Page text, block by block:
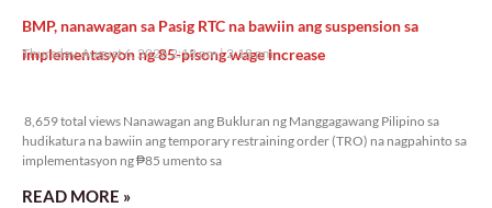
BMP, nanawagan sa Pasig RTC na bawiin ang suspension sa
implementasyon ng 85-pisong wage increase
Thursday, August 6, 2026 2:18 pm 2:18 pm
8,659 total views Nanawagan ang Bukluran ng Manggagawang Pilipino sa
hudikatura na bawiin ang temporary restraining order (TRO) na nagpahinto sa
implementasyon ng ₱85 umento sa
READ MORE »